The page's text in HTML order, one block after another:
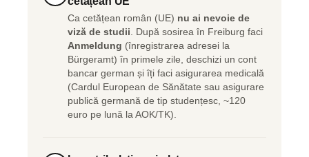
Ca cetățean român (UE) nu ai nevoie de
viză de studii . După sosirea în Freiburg faci
Anmeldung (înregistrarea adresei la
Bürgeramt) în primele zile, deschizi un cont
bancar german și îți faci asigurarea medicală
(Cardul European de Sănătate sau asigurare
publică germană de tip studențesc, ~120
euro pe lună la AOK/TK).